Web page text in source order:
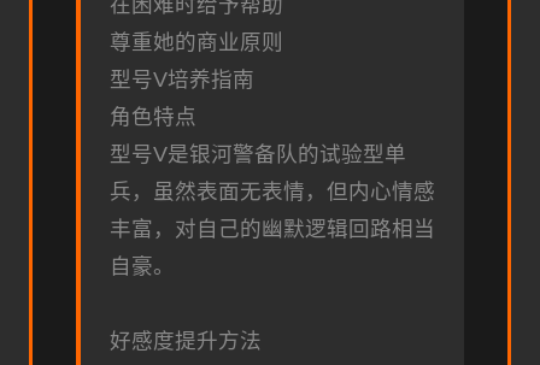
在困难时给予帮助
尊重她的商业原则
型号V培养指南
角色特点
型号V是银河警备队的试验型单
兵，虽然表面无表情，但内心情感
丰富，对自己的幽默逻辑回路相当
自豪。
好感度提升方法